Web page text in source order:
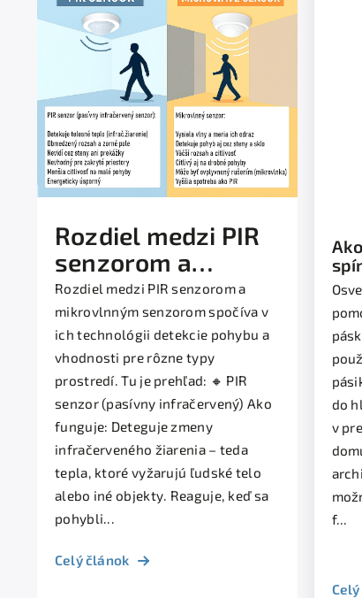
Rozdiel medzi PIR
senzorom a
mikrovlnným
senzorom
Rozdiel medzi PIR senzorom a
mikrovlnným senzorom spočíva v
ich technológii detekcie pohybu a
vhodnosti pre rôzne typy
prostredí. Tu je prehľad: 🔸 PIR
senzor (pasívny infračervený) Ako
funguje: Deteguje zmeny
infračerveného žiarenia – teda
tepla, ktoré vyžarujú ľudské telo
alebo iné objekty. Reaguje, keď sa
pohybli...
Celý článok
do
v
f...